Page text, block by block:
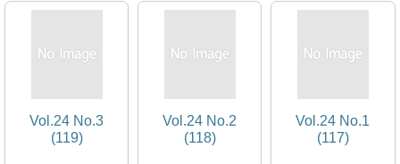
Vol.24 No.3
(119)
Vol.24 No.2
(118)
Vol.24 No.1
(117)